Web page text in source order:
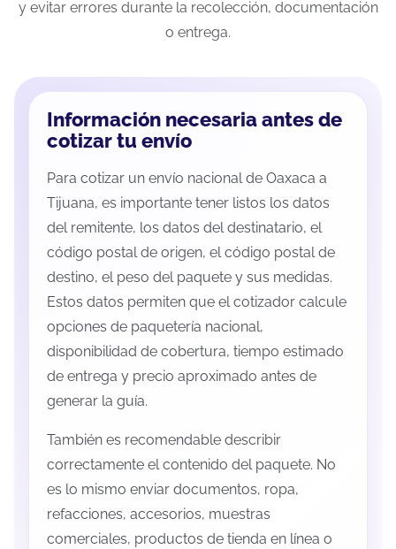
y evitar errores durante la recolección, documentación
o entrega.
Información necesaria antes de
cotizar tu envío
Para cotizar un envío nacional de Oaxaca a
Tijuana, es importante tener listos los datos
del remitente, los datos del destinatario, el
código postal de origen, el código postal de
destino, el peso del paquete y sus medidas.
Estos datos permiten que el cotizador calcule
opciones de paquetería nacional,
disponibilidad de cobertura, tiempo estimado
de entrega y precio aproximado antes de
generar la guía.
También es recomendable describir
correctamente el contenido del paquete. No
es lo mismo enviar documentos, ropa,
refacciones, accesorios, muestras
comerciales, productos de tienda en línea o